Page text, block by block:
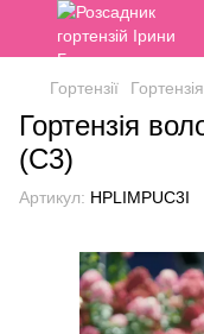
Гортензії
Гортензія
(C3)
Артикул: HPLIMPUC3I